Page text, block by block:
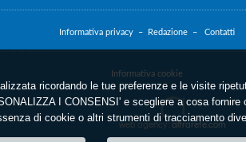
Informativa privacy – Redazione – Contatti
Informativa cookie
web agency : altrarete.com
ricordando le tue preferenze e le visite
I CONSENSI' e scegliere a cosa
di cookie o altri strumenti di tracciamento